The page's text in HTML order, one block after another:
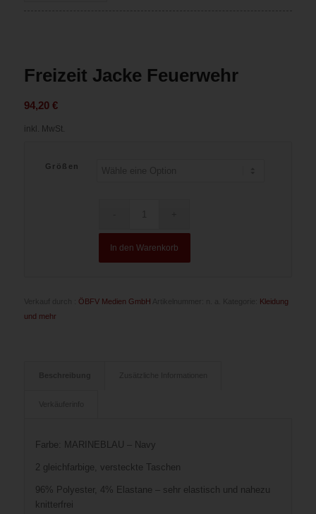
Freizeit Jacke Feuerwehr
94,20 €
inkl. MwSt.
Größen
In den Warenkorb
ÖBFV Medien GmbH
Kleidung
und mehr
Farbe: MARINEBLAU – Navy
2 gleichfarbige, versteckte Taschen
96% Polyester, 4% Elastane – sehr elastisch und nahezu
knitterfrei